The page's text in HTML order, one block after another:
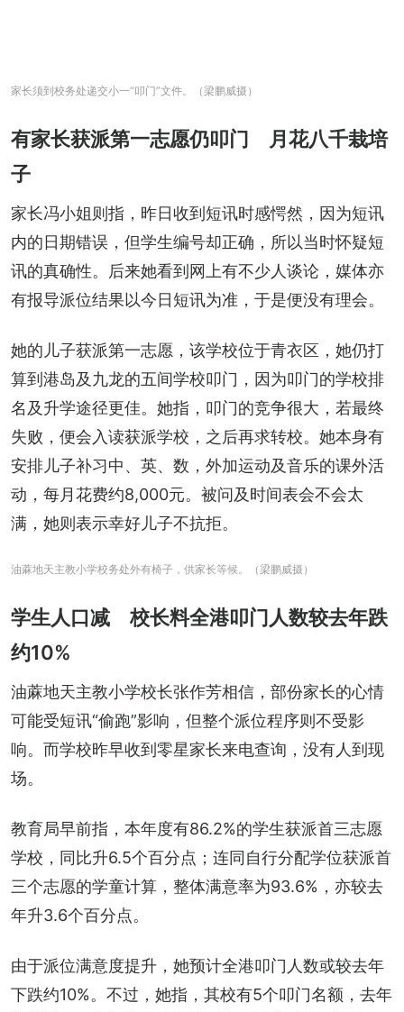
家长须到校务处递交小一“叩门”文件。（梁鹏威摄）
有家长获派第一志愿仍叩门 月花八千栽培
子
家长冯小姐则指，昨日收到短讯时感愕然，因为短讯
内的日期错误，但学生编号却正确，所以当时怀疑短
讯的真确性。后来她看到网上有不少人谈论，媒体亦
有报导派位结果以今日短讯为准，于是便没有理会。
她的儿子获派第一志愿，该学校位于青衣区，她仍打
算到港岛及九龙的五间学校叩门，因为叩门的学校排
名及升学途径更佳。她指，叩门的竞争很大，若最终
失败，便会入读获派学校，之后再求转校。她本身有
安排儿子补习中、英、数，外加运动及音乐的课外活
动，每月花费约8,000元。被问及时间表会不会太
满，她则表示幸好儿子不抗拒。
油蔴地天主教小学校务处外有椅子，供家长等候。（梁鹏威摄）
学生人口减 校长料全港叩门人数较去年跌
约10%
油蔴地天主教小学校长张作芳相信，部份家长的心情
可能受短讯“偷跑”影响，但整个派位程序则不受影
响。而学校昨早收到零星家长来电查询，没有人到现
场。
教育局早前指，本年度有86.2%的学生获派首三志愿
学校，同比升6.5个百分点；连同自行分配学位获派首
三个志愿的学童计算，整体满意率为93.6%，亦较去
年升3.6个百分点。
由于派位满意度提升，她预计全港叩门人数或较去年
下跌约10%。不过，她指，其校有5个叩门名额，去年